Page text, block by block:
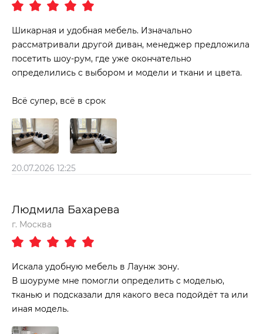
Шикарная и удобная мебель. Изначально
рассматривали другой диван, менеджер предложила
посетить шоу-рум, где уже окончательно
определились с выбором и модели и ткани и цвета.
Всё супер, всё в срок
20.07.2026 12:25
Людмила Бахарева
г. Москва
Искала удобную мебель в Лаунж зону.
В шоуруме мне помогли определить с моделью,
тканью и подсказали для какого веса подойдёт та или
иная модель.